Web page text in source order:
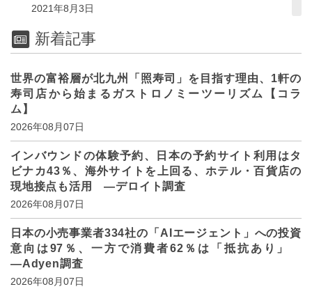
2021年8月3日
新着記事
世界の富裕層が北九州「照寿司」を目指す理由、1軒の
寿司店から始まるガストロノミーツーリズム【コラ
ム】
2026年08月07日
インバウンドの体験予約、日本の予約サイト利用はタ
ビナカ43％、海外サイトを上回る、ホテル・百貨店の
現地接点も活用 ―デロイト調査
2026年08月07日
日本の小売事業者334社の「AIエージェント」への投資
意向は97％、一方で消費者62％は「抵抗あり」
―Adyen調査
2026年08月07日